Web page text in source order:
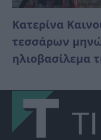
Κατερίνα
τεσσάρων
ηλιοβασίλεμα